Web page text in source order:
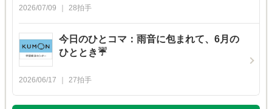
2026/07/09 28拍手
今日のひとコマ：雨音に包まれて、6月の
ひととき☔
2026/06/17 27拍手